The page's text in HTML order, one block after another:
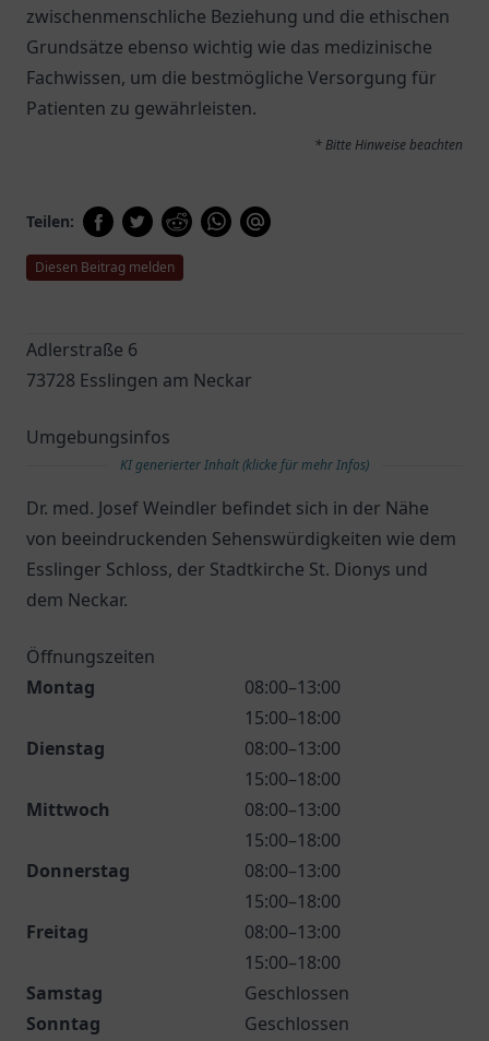
zwischenmenschliche Beziehung und die ethischen
Grundsätze ebenso wichtig wie das medizinische
Fachwissen, um die bestmögliche Versorgung für
Patienten zu gewährleisten.
* Bitte Hinweise beachten
Teilen:
Diesen Beitrag melden
Adlerstraße 6
73728 Esslingen am Neckar
Umgebungsinfos
KI generierter Inhalt (klicke für mehr Infos)
Dr. med. Josef Weindler befindet sich in der Nähe
von beeindruckenden Sehenswürdigkeiten wie dem
Esslinger Schloss, der Stadtkirche St. Dionys und
dem Neckar.
Öffnungszeiten
Montag
08:00–13:00
15:00–18:00
Dienstag
08:00–13:00
15:00–18:00
Mittwoch
08:00–13:00
15:00–18:00
Donnerstag
08:00–13:00
15:00–18:00
Freitag
08:00–13:00
15:00–18:00
Samstag
Geschlossen
Sonntag
Geschlossen